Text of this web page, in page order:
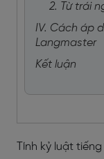
2. Từ trái
IV. Cách áp
Langmaster
Kết luận
Tính kỷ luật